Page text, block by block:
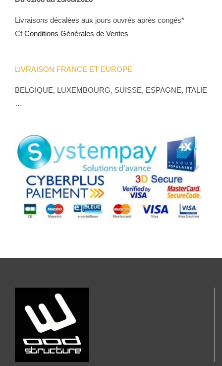
Livraisons décalées aux jours ouvrés après congés*
CfConditions Générales de Ventes
LIVRAISON FRANCE ET EUROPE
BELGIQUE, LUXEMBOURG, SUISSE, ESPAGNE, ITALIE
…